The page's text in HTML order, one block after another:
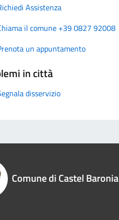
Assistenza
il comune +39 0827 92008
un appuntamento
in città
disservizio
Comune di Castel Baronia